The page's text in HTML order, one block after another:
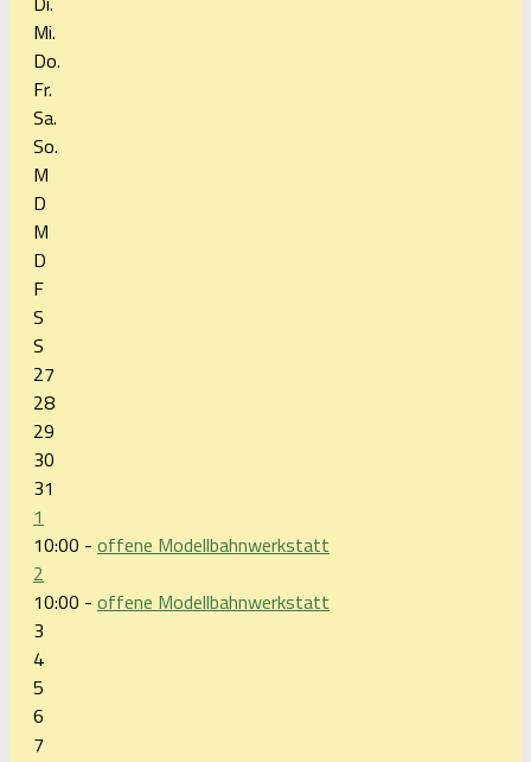
Mi.
Do.
Fr.
Sa.
So.
M
D
M
D
F
S
S
27
28
29
30
31
1
10:00 - offene Modellbahnwerkstatt
2
10:00 - offene Modellbahnwerkstatt
3
4
5
6
7